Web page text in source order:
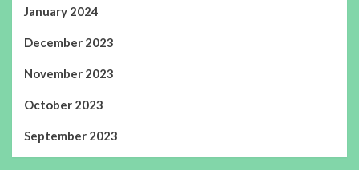
January 2024
December 2023
November 2023
October 2023
September 2023